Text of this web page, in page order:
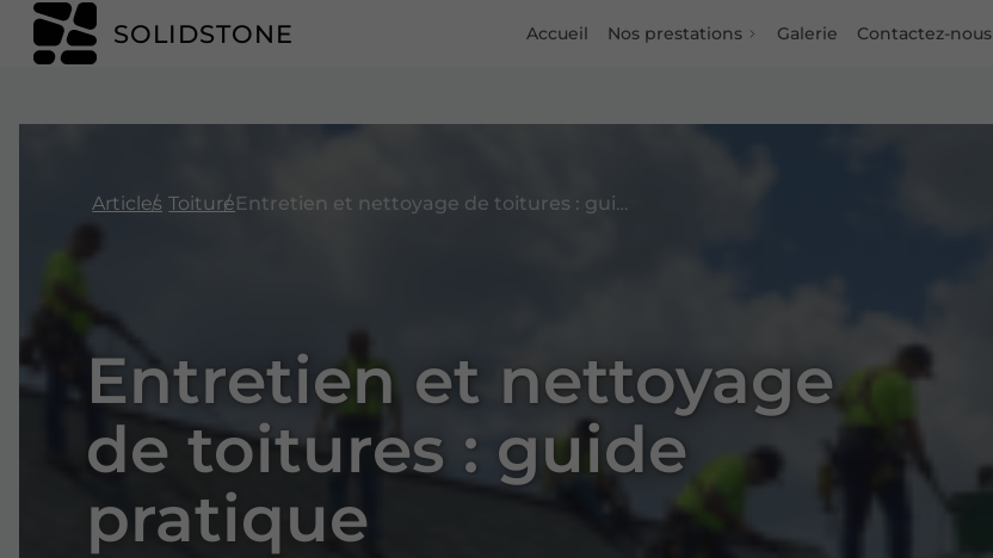
SOLIDSTONE Accueil Nos prestations Galerie Contactez-nous
Articles Toiture Entretien et nettoyage de toitures : guide pratique
Entretien et nettoyage
de toitures : guide
pratique